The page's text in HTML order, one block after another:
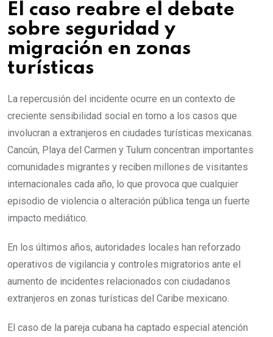
El caso reabre el debate
sobre seguridad y
migración en zonas
turísticas
La repercusión del incidente ocurre en un contexto de
creciente sensibilidad social en torno a los casos que
involucran a extranjeros en ciudades turísticas mexicanas.
Cancún, Playa del Carmen y Tulum concentran importantes
comunidades migrantes y reciben millones de visitantes
internacionales cada año, lo que provoca que cualquier
episodio de violencia o alteración pública tenga un fuerte
impacto mediático.
En los últimos años, autoridades locales han reforzado
operativos de vigilancia y controles migratorios ante el
aumento de incidentes relacionados con ciudadanos
extranjeros en zonas turísticas del Caribe mexicano.
El caso de la pareja cubana ha captado especial atención